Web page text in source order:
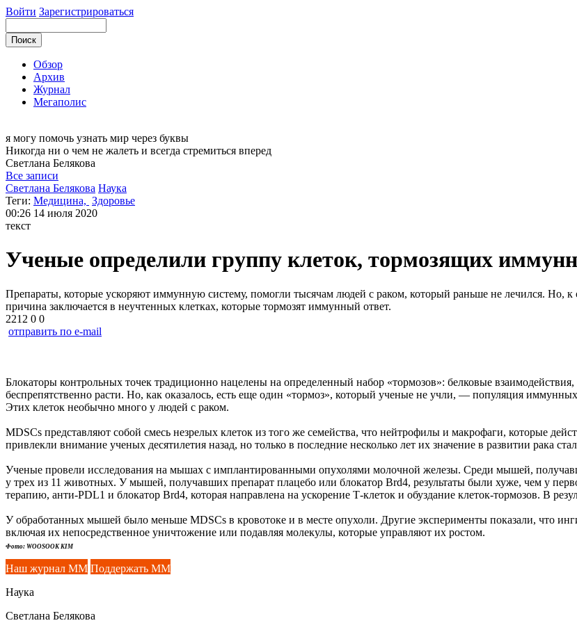
Войти Зарегистрироваться
Обзор
Архив
Журнал
Мегаполис
я могу помочь узнать мир через буквы
Никогда ни о чем не жалеть и всегда стремиться вперед
Светлана Белякова
Все записи
Светлана Белякова Наука
Теги: Медицина, Здоровье
00:26 14 июля 2020
текст
Ученые определили группу клеток, тормозящих
Препараты, которые ускоряют иммунную систему, помогли тысячам людей с раком, который раньше не лечился. Но,
причина заключается в неучтенных клетках, которые тормозят иммунный ответ.
2212 0 0
отправить по e-mail
Блокаторы контрольных точек традиционно нацелены на определенный набор «тормозов»: белковые взаимодействия,
беспрепятственно расти. Но, как оказалось, есть еще один «тормоз», который ученые не учли, — популяция
Этих клеток необычно много у людей с раком.
MDSCs представляют собой смесь незрелых клеток из того же семейства, что нейтрофилы и макрофаги, которые
привлекли внимание ученых десятилетия назад, но только в последние несколько лет их значение в развитии рака
Ученые провели исследования на мышах с имплантированными опухолями молочной железы. Среди мышей,
у трех из 11 животных. У мышей, получавших препарат плацебо или блокатор Brd4, результаты были хуже, чем у
терапию, анти-PDL1 и блокатор Brd4, которая направлена ​​на ускорение Т-клеток и обуздание клеток-тормозов. В
У обработанных мышей было меньше MDSCs в кровотоке и в месте опухоли. Другие эксперименты показали, что
включая их непосредственное уничтожение или подавляя молекулы, которые управляют их ростом.
Фото: WOOSOOK KIM
Наш журнал ММ Поддержать ММ
Наука
Светлана Белякова